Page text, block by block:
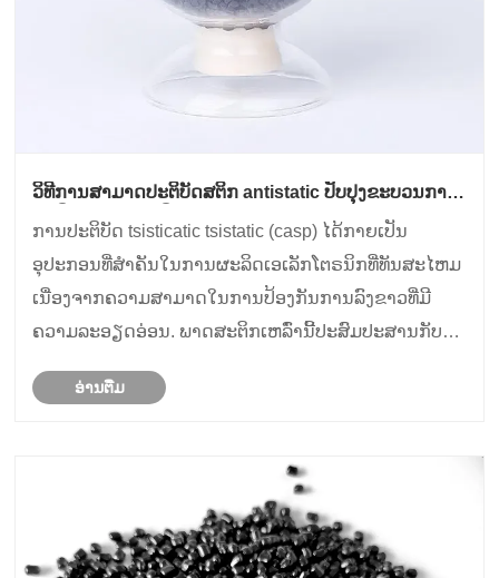
ວິທີການສາມາດປະຕິບັດສຕິກ antistatic ປັບປຸງຂະບວນການ
ການປະຕິບັດ tsisticatic tsistatic (casp) ໄດ້ກາຍເປັນ
ອຸປະກອນທີ່ສໍາຄັນໃນການຜະລິດເອເລັກໂຕຣນິກທີ່ທັນສະໄຫມ
ເນື່ອງຈາກຄວາມສາມາດໃນການປ້ອງກັນການລົງຂາວທີ່ມີ
ຄວາມລະອຽດອ່ອນ. ພາດສະຕິກເຫລົ່ານີ້ປະສົມປະສານກັບ
ປະຕິບັດການປະຕິບັດເພື່ອສ້າງວັດສະດຸທີ່ມີໂຄງສ້າງທີ່ເຂັ້ມຂົ້ນ
ອ່ານ​ຕື່ມ